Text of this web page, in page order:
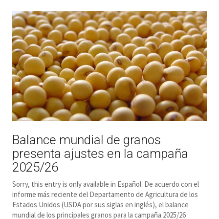
Balance mundial de granos
presenta ajustes en la campaña
2025/26
Sorry, this entry is only available in Español. De acuerdo con el
informe más reciente del Departamento de Agricultura de los
Estados Unidos (USDA por sus siglas en inglés), el balance
mundial de los principales granos para la campaña 2025/26